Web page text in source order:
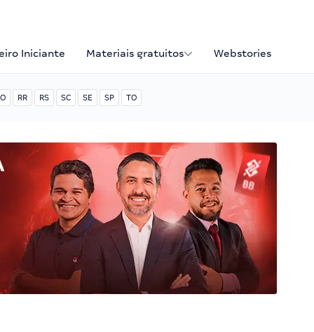
Iniciante Materiais gratuitos Webstories
RR RS SC SE SP TO